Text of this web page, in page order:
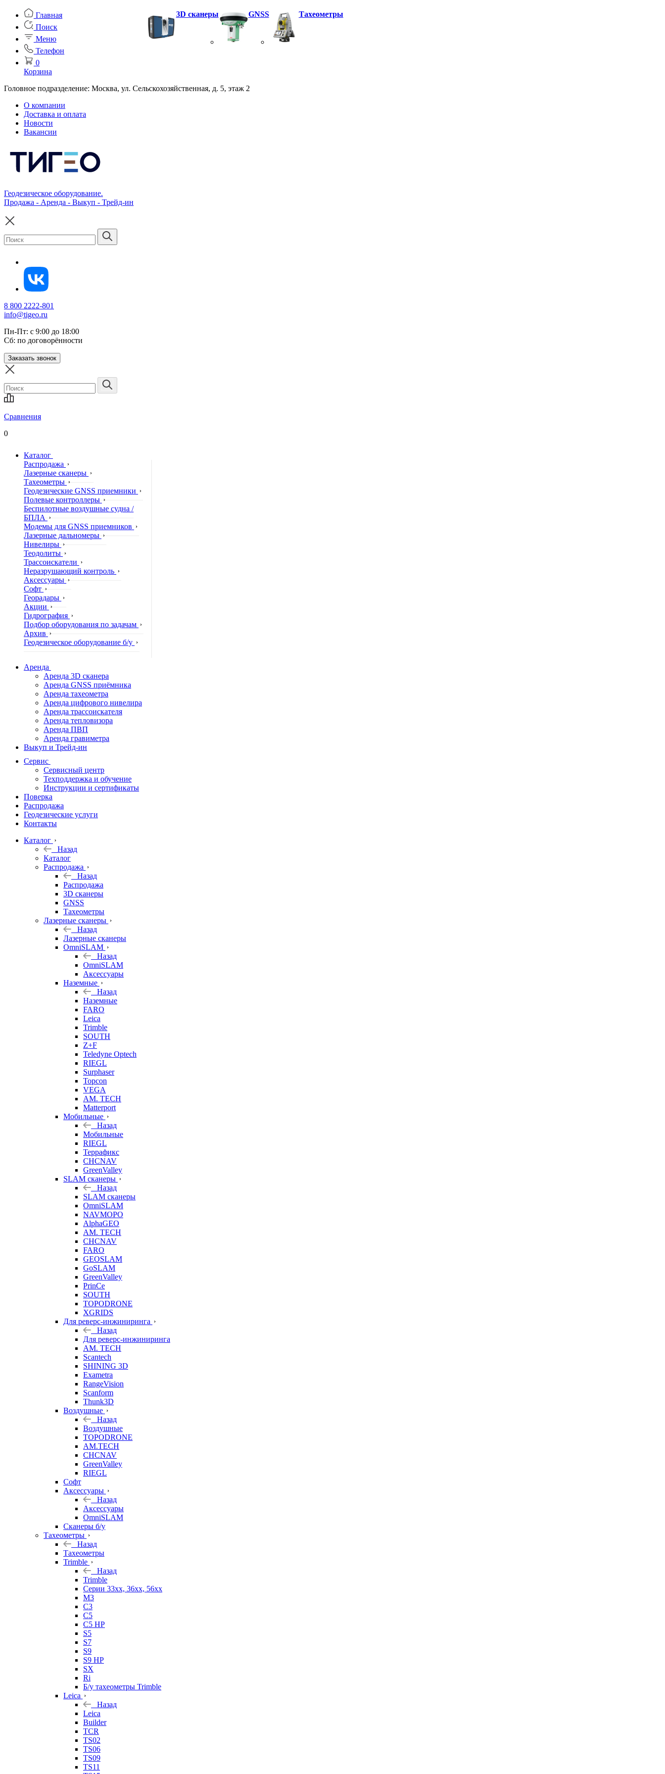
Главная
Поиск
Меню
Телефон
0
Корзина
Головное подразделение: Москва, ул. Сельскохозяйственная, д. 5, этаж 2
О компании
Доставка и оплата
Новости
Вакансии
Геодезическое оборудование.
Продажа - Аренда - Выкуп - Трейд-ин
8 800 2222-801
info@tigeo.ru
Пн-Пт: с 9:00 до 18:00
Сб: по договорённости
Заказать звонок
Сравнения
0
Каталог
Распродажа
Лазерные сканеры
Тахеометры
Геодезические GNSS приемники
Полевые контроллеры
Беспилотные воздушные судна /
БПЛА
Модемы для GNSS приемников
Лазерные дальномеры
Нивелиры
Теодолиты
Трассоискатели
Неразрушающий контроль
Аксессуары
Софт
Георадары
Акции
Гидрография
Подбор оборудования по задачам
Архив
Геодезическое оборудование б/у
3D сканеры GNSS Тахеометры
Аренда
Аренда 3D сканера
Аренда GNSS приёмника
Аренда тахеометра
Аренда цифрового нивелира
Аренда трассоискателя
Аренда тепловизора
Аренда ПВП
Аренда гравиметра
Выкуп и Трейд-ин
Сервис
Сервисный центр
Техподдержка и обучение
Инструкции и сертификаты
Поверка
Распродажа
Геодезические услуги
Контакты
Каталог
Назад
Каталог
Распродажа
Назад
Распродажа
3D сканеры
GNSS
Тахеометры
Лазерные сканеры
Назад
Лазерные сканеры
OmniSLAM
Назад
OmniSLAM
Аксессуары
Наземные
Назад
Наземные
FARO
Leica
Trimble
SOUTH
Z+F
Teledyne Optech
RIEGL
Surphaser
Topcon
VEGA
AM. TECH
Matterport
Мобильные
Назад
Мобильные
RIEGL
Террафикс
CHCNAV
GreenValley
SLAM сканеры
Назад
SLAM сканеры
OmniSLAM
NAVMOPO
AlphaGEO
AM. TECH
CHCNAV
FARO
GEOSLAM
GoSLAM
GreenValley
PrinCe
SOUTH
TOPODRONE
XGRIDS
Для реверс-инжиниринга
Назад
Для реверс-инжиниринга
AM. TECH
Scantech
SHINING 3D
Exametra
RangeVision
Scanform
Thunk3D
Воздушные
Назад
Воздушные
TOPODRONE
AM.TECH
CHCNAV
GreenValley
RIEGL
Софт
Аксессуары
Назад
Аксессуары
OmniSLAM
Сканеры б/у
Тахеометры
Назад
Тахеометры
Trimble
Назад
Trimble
Серии 33xx, 36xx, 56xx
M3
C3
C5
C5 HP
S5
S7
S9
S9 HP
SX
Ri
Б/у тахеометры Trimble
Leica
Назад
Leica
Builder
TCR
TS02
TS06
TS09
TS11